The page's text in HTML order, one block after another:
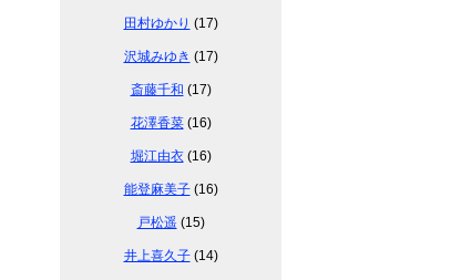
田村ゆかり (17)
沢城みゆき (17)
斎藤千和 (17)
花澤香菜(16)
堀江由衣(16)
能登麻美子(16)
戸松遥 (15)
井上喜久子(14)